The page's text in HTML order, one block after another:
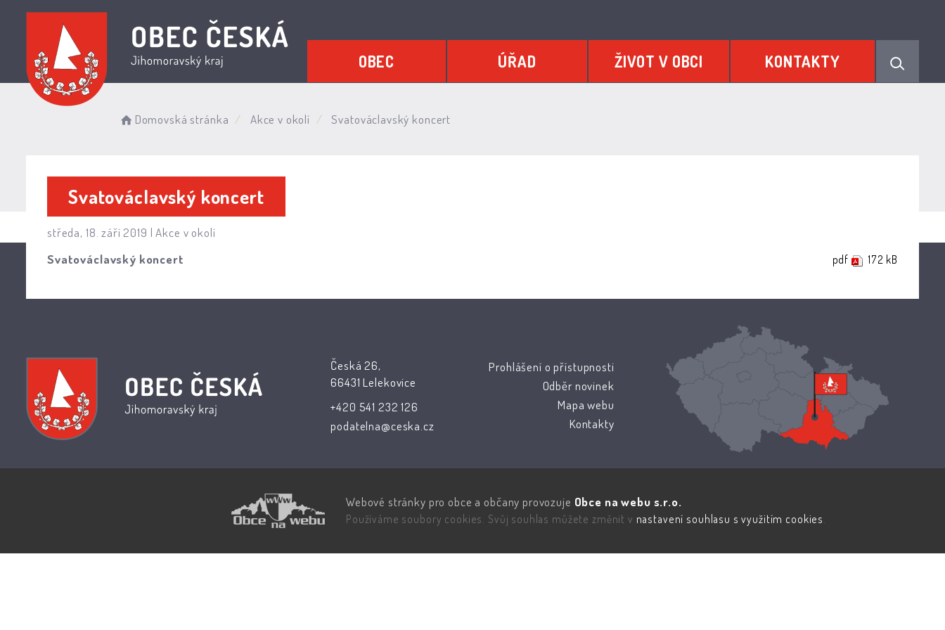
OBEC ÚŘAD ŽIVOT V OBCI KONTAKTY
Domovská stránka Akce v okolí Svatováclavský koncert
Svatováclavský koncert
středa, 18. září 2019 |Akce v okolí
Svatováclavský koncert
pdf 172 kB
Česká 26,
66431 Lelekovice
+420 541 232 126
podatelna@ceska.cz
Prohlášení o přístupnosti
Odběr novinek
Mapa webu
Kontakty
Webové stránky pro obce a občany provozuje Obce na webu s.r.o.
Používáme soubory cookies. Svůj souhlas můžete změnit v nastavení souhlasu s využitím cookies.